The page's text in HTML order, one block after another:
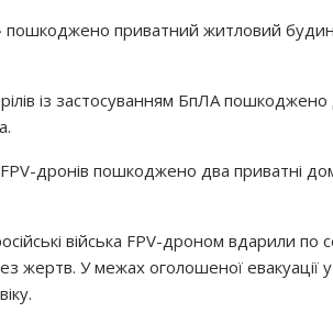
пошкоджено приватний житловий
із застосуванням БпЛА пошкоджено
дронів пошкоджено два приватні
війська FPV-дроном вдарили по
У межах оголошеної евакуації у